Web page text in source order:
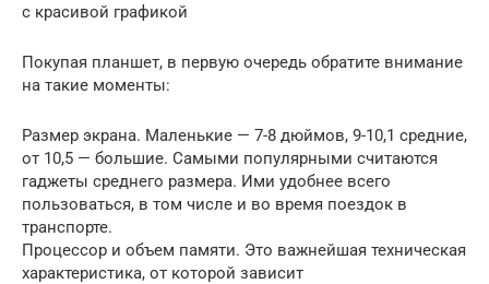
с красивой графикой
Покупая планшет, в первую очередь обратите внимание
на такие моменты:
Размер экрана. Маленькие — 7-8 дюймов, 9-10,1 средние,
от 10,5 — большие. Самыми популярными считаются
гаджеты среднего размера. Ими удобнее всего
пользоваться, в том числе и во время поездок в
транспорте.
Процессор и объем памяти. Это важнейшая техническая
характеристика, от которой зависит